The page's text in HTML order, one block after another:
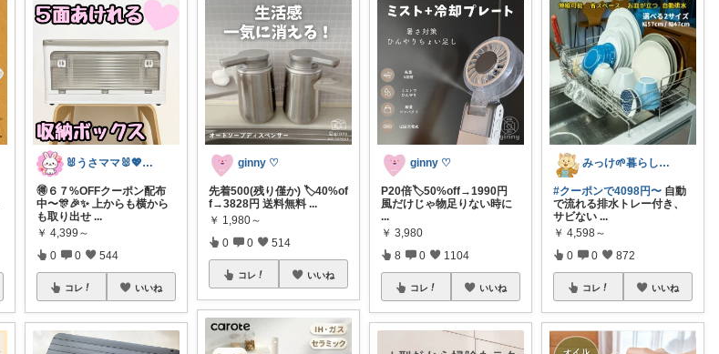
🐰うさママ🐰💖キッズ・ママの日常✨
🉐６７%OFFクーポン配布
中〜🎊🎉✨ 上からも横から
も取り出せ ...
￥ 4,399～
0 0 544
コレ いいね
ginny ♡
先着500(残り僅か) 🏷️40%of
f→3828円 送料無料 ...
￥ 1,980～
0 0 514
コレ いいね
ginny ♡
P20倍🏷️50%off→1990円
風だけじゃ物足りない時に
...
￥ 3,980
8 0 1104
コレ いいね
みっけ🌱暮らしとファッション
#クーポンで4098円〜 自動
で流れる排水トレー付き、
サビない ...
￥ 4,598～
0 0 872
コレ いいね